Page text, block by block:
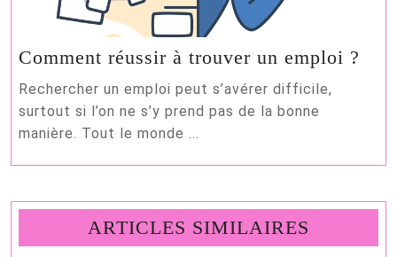
Comment réussir à trouver un emploi ?
Rechercher un emploi peut s’avérer difficile,
surtout si l’on ne s’y prend pas de la bonne
manière. Tout le monde ...
ARTICLES SIMILAIRES